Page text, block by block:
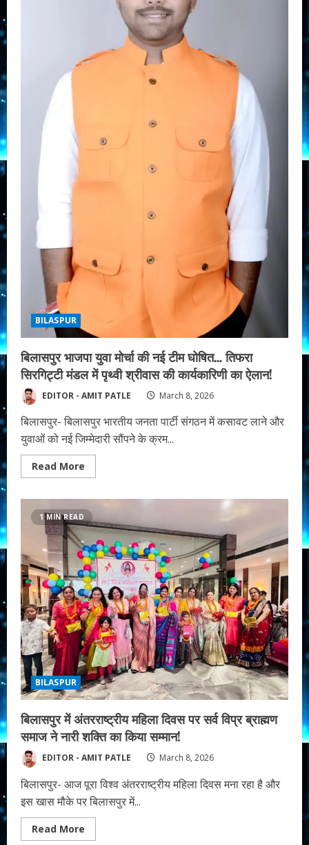
बड़ा
झटका!
BILASPUR
बिलासपुर भाजपा युवा मोर्चा की नई टीम घोषित… तिफरा
सिरगिट्टी मंडल में पृथ्वी श्रीवास की कार्यकारिणी का ऐलान!
EDITOR - AMIT PATLE March 8, 2026
बिलासपुर- बिलासपुर भारतीय जनता पार्टी संगठन में कसावट लाने और
युवाओं को नई जिम्मेदारी सौंपने के क्रम...
Read More
more
भाजपा
युवा
मोर्चा
की
नई
टीम
घोषित…
तिफरा
सिरगिट्टी
मंडल
में
पृथ्वी
श्रीवास
की
कार्यकारिणी
का
ऐलान!
1 MIN READ
BILASPUR
बिलासपुर में अंतरराष्ट्रीय महिला दिवस पर सर्व विप्र ब्राह्मण
समाज ने नारी शक्ति का किया सम्मान!
EDITOR - AMIT PATLE March 8, 2026
बिलासपुर- आज पूरा विश्व अंतरराष्ट्रीय महिला दिवस मना रहा है और
इस खास मौके पर बिलासपुर में...
Read More
more